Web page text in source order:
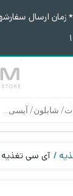
ارسال
آی سی تغذیه PM8004